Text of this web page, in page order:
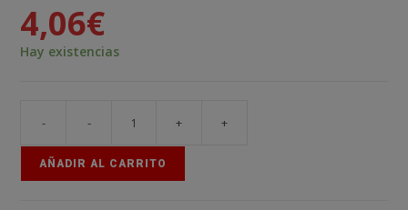
4,06€
Hay existencias
- - + +
AÑADIR AL CARRITO